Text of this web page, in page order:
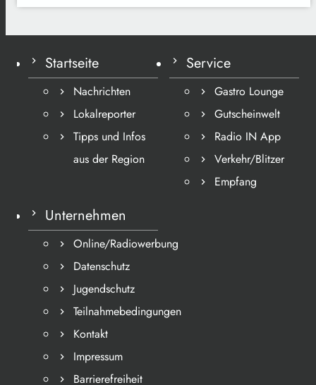
Startseite
Nachrichten
Lokalreporter
Tipps und Infos
aus der Region
Service
Gastro Lounge
Gutscheinwelt
Radio IN App
Verkehr/Blitzer
Empfang
Unternehmen
Online/Radiowerbung
Datenschutz
Jugendschutz
Teilnahmebedingungen
Kontakt
Impressum
Barrierefreiheit